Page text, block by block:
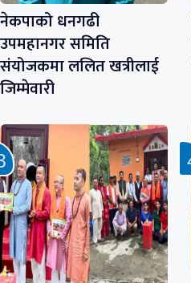
नेकपाको धनगढी
उपमहानगर समिति
संयोजकमा ललित खत्रीलाई
जिम्मेवारी